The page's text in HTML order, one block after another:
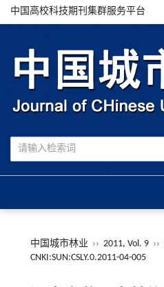
中国高校科技期刊集群服务平台
中国城市林业 ›› 2011, Vol. 9 ››
CNKI:SUN:CSLY.0.2011-04-005